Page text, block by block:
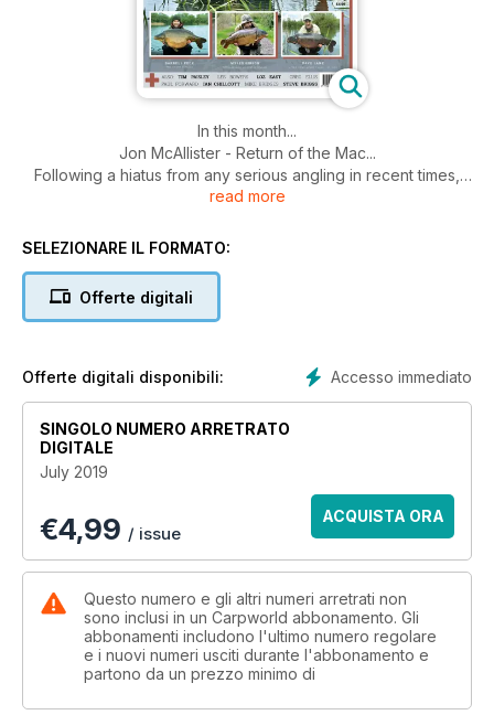
In this month...
Jon McAllister - Return of the Mac...
Following a hiatus from any serious angling in recent times,
Jon has made quite the resurgence of late. Firstly by taking
to showcase parts of a whirlwind start to this season after his
seas of the mighty Orient once more, only this time he is
Tony Atkins - A Moment in Time...
In the second part of Tony’s journey, he finds solace in
fishing an idyllic pool tucked away in the rolling Hampshire
After a winter at home sorting the house, Myles has been
back on his syndicate lake, battling his way through the
crowds in pursuit of two giant linears...
Dave Lane - A Trip Down Memory Lane...
This month sees Dave recollect some obviously fond
memories of his time spent up in Cambridgeshire, as he
read more
SELEZIONARE IL FORMATO:
Offerte digitali
Accesso immediato
Offerte digitali disponibili:
SINGOLO NUMERO ARRETRATO
DIGITALE
July 2019
€4,99 / issue
ACQUISTA ORA
Questo numero e gli altri numeri arretrati non
sono inclusi in un Carpworld abbonamento. Gli
abbonamenti includono l'ultimo numero regolare
e i nuovi numeri usciti durante l'abbonamento e
partono da un prezzo minimo di